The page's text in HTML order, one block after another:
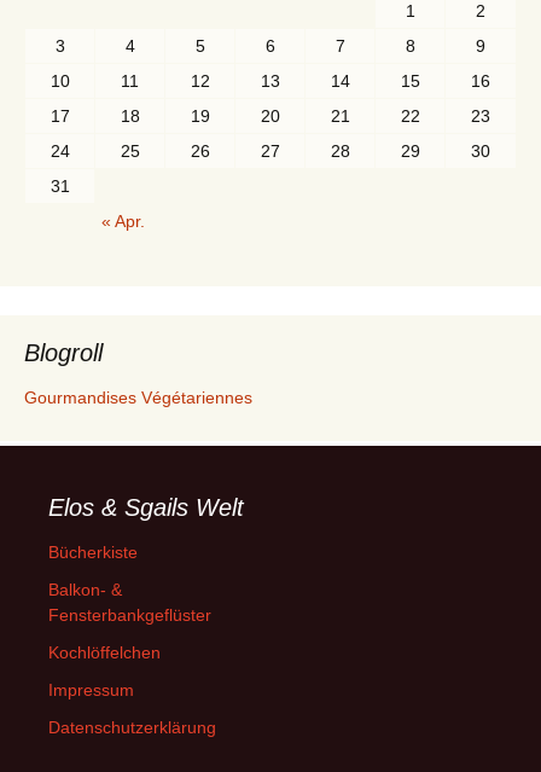
1
2
3
4 5 6 7 8
9
10
11 12 13 14 15
16
17
18 19 20 21 22
23
24
25 26 27 28 29
30
31
« Apr.
Blogroll
Gourmandises Végétariennes
Elos & Sgails Welt
Bücherkiste
Balkon- &
Fensterbankgeflüster
Kochlöffelchen
Impressum
Datenschutzerklärung